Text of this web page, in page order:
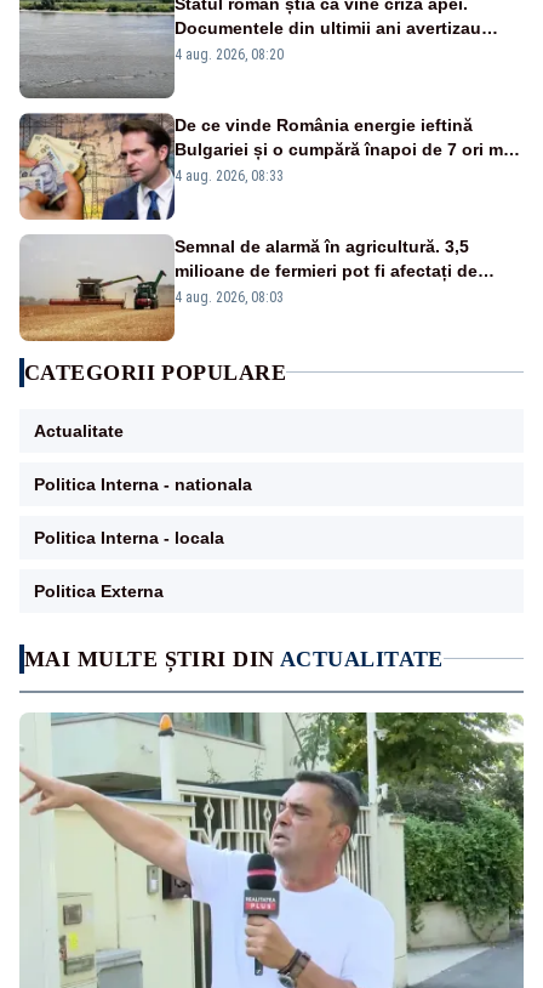
MAI MULTE ȘTIRI DIN ACTUALITATE
Documentele din ultimii ani avertizau
asupra pericolului
4 aug. 2026, 08:20
De ce vinde România energie ieftină
Bulgariei și o cumpără înapoi de 7 ori mai
scump? Explicațiile unui fost ministru
4 aug. 2026, 08:33
Semnal de alarmă în agricultură. 3,5
milioane de fermieri pot fi afectați de
strategia pentru conservarea
4 aug. 2026, 08:03
CATEGORII POPULARE
Actualitate
Politica Interna - nationala
Politica Interna - locala
Politica Externa